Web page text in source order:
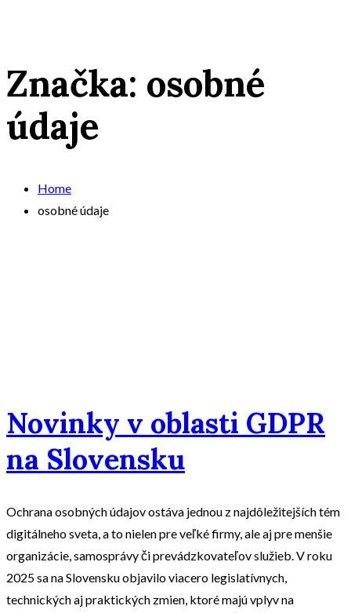
Značka: osobné
údaje
Home
osobné údaje
Novinky v oblasti GDPR
na Slovensku
Ochrana osobných údajov ostáva jednou z najdôležitejších tém
digitálneho sveta, a to nielen pre veľké firmy, ale aj pre menšie
organizácie, samosprávy či prevádzkovateľov služieb. V roku
2025 sa na Slovensku objavilo viacero legislatívnych,
technických aj praktických zmien, ktoré majú vplyv na